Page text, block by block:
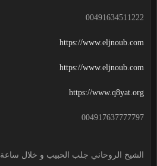
00491634511222
https://www.eljnoub.com
https://www.eljnoub.com
https://www.q8yat.org
004917637777797
الشيخ الروحاني جلب الحبيب و خلال ساعة